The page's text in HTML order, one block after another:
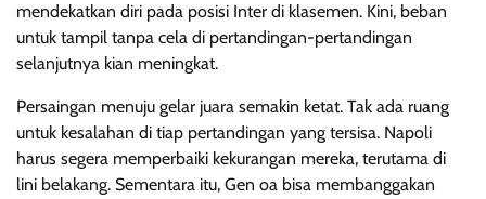
mendekatkan diri pada posisi Inter di klasemen. Kini, beban
untuk tampil tanpa cela di pertandingan-pertandingan
selanjutnya kian meningkat.
Persaingan menuju gelar juara semakin ketat. Tak ada ruang
untuk kesalahan di tiap pertandingan yang tersisa. Napoli
harus segera memperbaiki kekurangan mereka, terutama di
lini belakang. Sementara itu, Gen oa bisa membanggakan